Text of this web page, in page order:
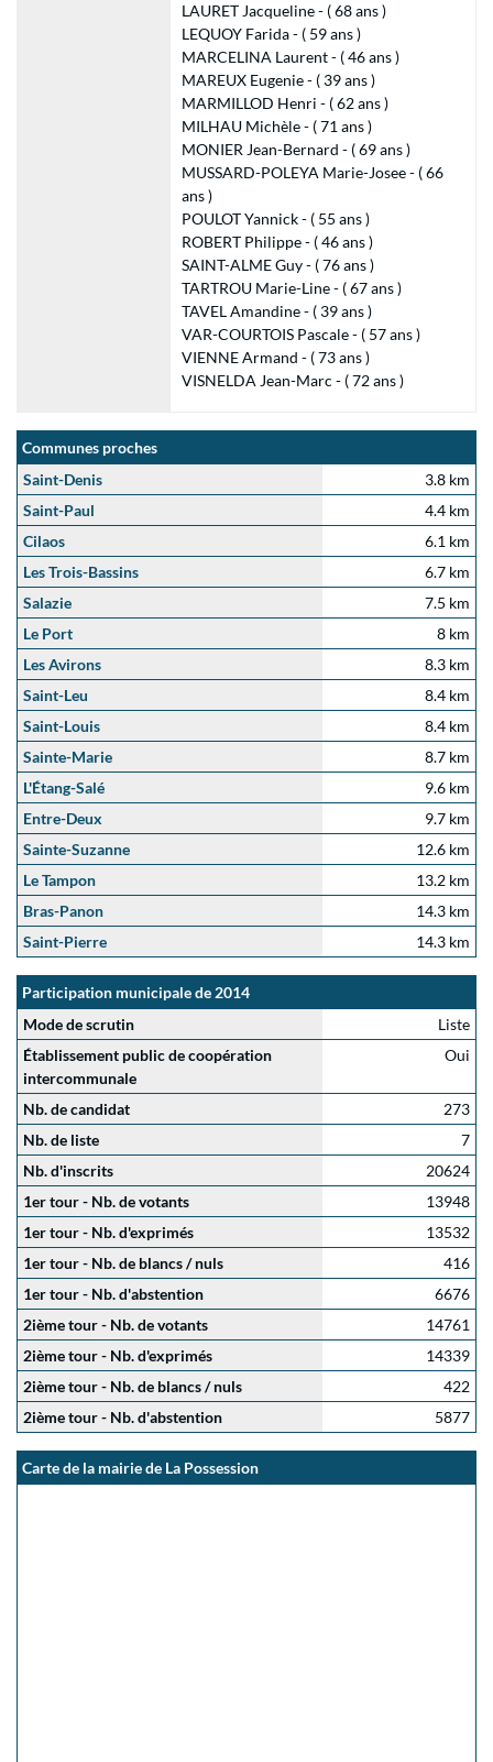
LAURET Jacqueline - ( 68 ans )
LEQUOY Farida - ( 59 ans )
MARCELINA Laurent - ( 46 ans )
MAREUX Eugenie - ( 39 ans )
MARMILLOD Henri - ( 62 ans )
MILHAU Michèle - ( 71 ans )
MONIER Jean-Bernard - ( 69 ans )
MUSSARD-POLEYA Marie-Josee - ( 66
ans )
POULOT Yannick - ( 55 ans )
ROBERT Philippe - ( 46 ans )
SAINT-ALME Guy - ( 76 ans )
TARTROU Marie-Line - ( 67 ans )
TAVEL Amandine - ( 39 ans )
VAR-COURTOIS Pascale - ( 57 ans )
VIENNE Armand - ( 73 ans )
VISNELDA Jean-Marc - ( 72 ans )
Communes proches
Saint-Denis
3.8 km
Saint-Paul
4.4 km
Cilaos
6.1 km
Les Trois-Bassins
6.7 km
Salazie
7.5 km
Le Port
8 km
Les Avirons
8.3 km
Saint-Leu
8.4 km
Saint-Louis
8.4 km
Sainte-Marie
8.7 km
L'Étang-Salé
9.6 km
Entre-Deux
9.7 km
Sainte-Suzanne
12.6 km
Le Tampon
13.2 km
Bras-Panon
14.3 km
Saint-Pierre
14.3 km
Participation municipale de 2014
Mode de scrutin
Liste
Établissement public de coopération
intercommunale
Oui
Nb. de candidat
273
Nb. de liste
7
Nb. d'inscrits
20624
1er tour - Nb. de votants
13948
1er tour - Nb. d'exprimés
13532
1er tour - Nb. de blancs / nuls
416
1er tour - Nb. d'abstention
6676
2ième tour - Nb. de votants
14761
2ième tour - Nb. d'exprimés
14339
2ième tour - Nb. de blancs / nuls
422
2ième tour - Nb. d'abstention
5877
Carte de la mairie de La Possession